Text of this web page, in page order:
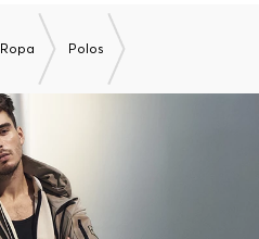
Ropa Polos